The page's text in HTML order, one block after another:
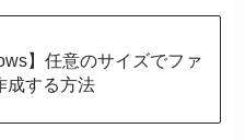
】任意のサイズでファ
成する方法